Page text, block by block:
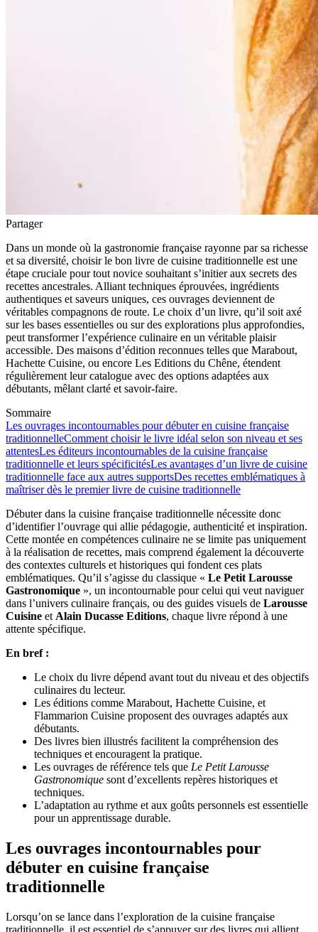
Partager
Dans un monde où la gastronomie française rayonne par sa richesse
et sa diversité, choisir le bon livre de cuisine traditionnelle est une
étape cruciale pour tout novice souhaitant s’initier aux secrets des
recettes ancestrales. Alliant techniques éprouvées, ingrédients
authentiques et saveurs uniques, ces ouvrages deviennent de
véritables compagnons de route. Le choix d’un livre, qu’il soit axé
sur les bases essentielles ou sur des explorations plus approfondies,
peut transformer l’expérience culinaire en un véritable plaisir
accessible. Des maisons d’édition reconnues telles que Marabout,
Hachette Cuisine, ou encore Les Editions du Chêne, étendent
régulièrement leur catalogue avec des options adaptées aux
débutants, mêlant clarté et savoir-faire.
Sommaire
Les ouvrages incontournables pour débuter en cuisine française
traditionnelleComment choisir le livre idéal selon son niveau et ses
attentesLes éditeurs incontournables de la cuisine française
traditionnelle et leurs spécificitésLes avantages d’un livre de cuisine
traditionnelle face aux autres supportsDes recettes emblématiques à
maîtriser dès le premier livre de cuisine traditionnelle
Débuter dans la cuisine française traditionnelle nécessite donc
d’identifier l’ouvrage qui allie pédagogie, authenticité et inspiration.
Cette montée en compétences culinaire ne se limite pas uniquement
à la réalisation de recettes, mais comprend également la découverte
des contextes culturels et historiques qui fondent ces plats
emblématiques. Qu’il s’agisse du classique « Le Petit Larousse
Gastronomique », un incontournable pour celui qui veut naviguer
dans l’univers culinaire français, ou des guides visuels de Larousse
Cuisine et Alain Ducasse Editions, chaque livre répond à une
attente spécifique.
En bref :
Le choix du livre dépend avant tout du niveau et des objectifs
culinaires du lecteur.
Les éditions comme Marabout, Hachette Cuisine, et
Flammarion Cuisine proposent des ouvrages adaptés aux
débutants.
Des livres bien illustrés facilitent la compréhension des
techniques et encouragent la pratique.
Les ouvrages de référence tels que Le Petit Larousse
Gastronomique sont d’excellents repères historiques et
techniques.
L’adaptation au rythme et aux goûts personnels est essentielle
pour un apprentissage durable.
Les ouvrages incontournables pour
débuter en cuisine française
traditionnelle
Lorsqu’on se lance dans l’exploration de la cuisine française
traditionnelle, il est essentiel de s’appuyer sur des livres qui allient